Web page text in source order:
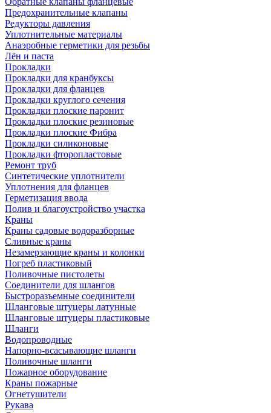
Предохранительные клапаны
Редукторы давления
Уплотнительные материалы
Анаэробные герметики для резьбы
Лён и паста
Прокладки
Прокладки для кранбуксы
Прокладки для фланцев
Прокладки круглого сечения
Прокладки плоские паронит
Прокладки плоские резиновые
Прокладки плоские Фибра
Прокладки силиконовые
Прокладки фторопластовые
Ремонт труб
Синтетические уплотнители
Уплотнения для фланцев
Герметизация ввода
Полив и благоустройство участка
Краны
Краны садовые водоразборные
Сливные краны
Незамерзающие краны и колонки
Погреб пластиковый
Поливочные пистолеты
Соединители для шлангов
Быстроразъемные соединители
Шланговые штуцеры латунные
Шланговые штуцеры пластиковые
Шланги
Водопроводные
Напорно-всасывающие шланги
Поливочные шланги
Пожарное оборудование
Краны пожарные
Огнетушители
Рукава